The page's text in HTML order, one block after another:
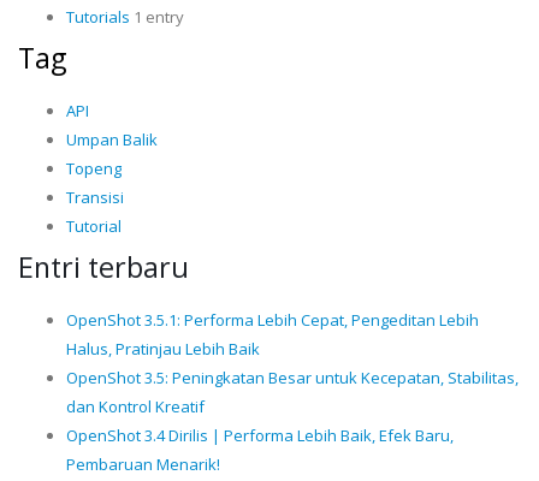
Tutorials 1 entry
Tag
API
Umpan Balik
Topeng
Transisi
Tutorial
Entri terbaru
OpenShot 3.5.1: Performa Lebih Cepat, Pengeditan Lebih
Halus, Pratinjau Lebih Baik
OpenShot 3.5: Peningkatan Besar untuk Kecepatan, Stabilitas,
dan Kontrol Kreatif
OpenShot 3.4 Dirilis | Performa Lebih Baik, Efek Baru,
Pembaruan Menarik!